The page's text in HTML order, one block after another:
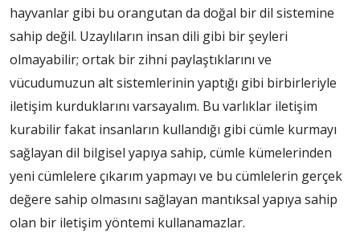
hayvanlar gibi bu orangutan da doğal bir dil sistemine
sahip değil. Uzaylıların insan dili gibi bir şeyleri
olmayabilir; ortak bir zihni paylaştıklarını ve
vücudumuzun alt sistemlerinin yaptığı gibi birbirleriyle
iletişim kurduklarını varsayalım. Bu varlıklar iletişim
kurabilir fakat insanların kullandığı gibi cümle kurmayı
sağlayan dil bilgisel yapıya sahip, cümle kümelerinden
yeni cümlelere çıkarım yapmayı ve bu cümlelerin gerçek
değere sahip olmasını sağlayan mantıksal yapıya sahip
olan bir iletişim yöntemi kullanamazlar.